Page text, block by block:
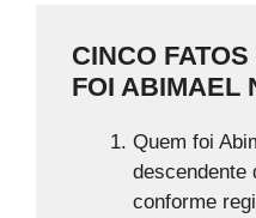
CINCO
FOI ABIMAEL
Quem foi
descendente
conforme